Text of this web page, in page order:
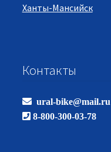
Ханты-Мансийск
Контакты
ural-bike@mail.ru
8-800-300-03-78